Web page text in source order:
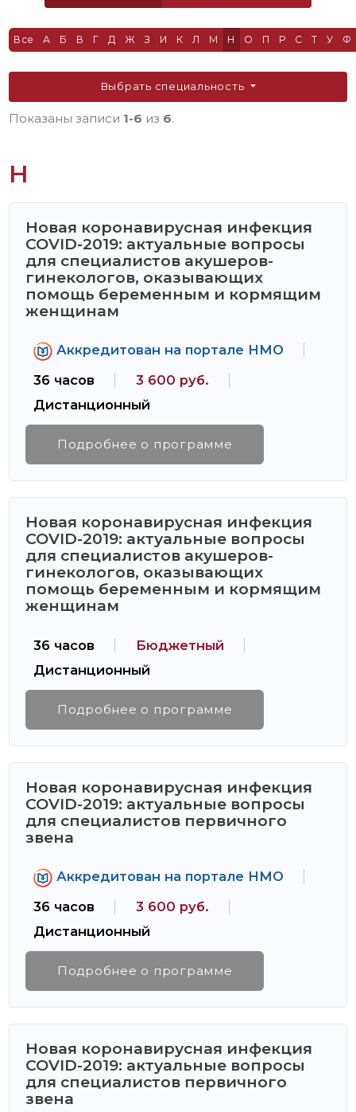
Все А Б В Г Д Ж З И К Л М Н О П Р С Т У Ф
Выбрать специальность
Показаны записи 1-6 из 6.
Н
Новая коронавирусная инфекция
COVID-2019: актуальные вопросы
для специалистов акушеров-
гинекологов, оказывающих
помощь беременным и кормящим
женщинам
Аккредитован на портале НМО
36 часов
3 600 руб.
Дистанционный
Подробнее о программе
Новая коронавирусная инфекция
COVID-2019: актуальные вопросы
для специалистов акушеров-
гинекологов, оказывающих
помощь беременным и кормящим
женщинам
36 часов
Бюджетный
Дистанционный
Подробнее о программе
Новая коронавирусная инфекция
COVID-2019: актуальные вопросы
для специалистов первичного
звена
Аккредитован на портале НМО
36 часов
3 600 руб.
Дистанционный
Подробнее о программе
Новая коронавирусная инфекция
COVID-2019: актуальные вопросы
для специалистов первичного
звена